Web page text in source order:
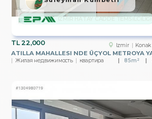
TL22,000 Izmir Konak
Жилая недвижимость квартира 85m²
İZMİR HATAY CADDE TEMSİLCİLİĞİ